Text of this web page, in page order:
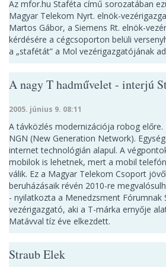
Az mfor.hu Staféta című sorozatában
Magyar Telekom Nyrt. elnök-
Martos Gábor, a Siemens Rt. elnök-
kérdésére a cégcsoporton belüli
a „stafétát” a Mol vezérigazgatójának
A nagy T hadművelet - interjú
2005. június 9. 08:11
A távközlés modernizációja robog
NGN (New Generation Network).
internet technológián alapul. A
mobilok is lehetnek, mert a mobil
válik. Ez a Magyar Telekom Csoport
beruházásaik révén 2010-re
- nyilatkozta a Menedzsment Fórumnak
vezérigazgató, aki a T-márka ernyője
Matávval tíz éve elkezdett.
Straub Elek